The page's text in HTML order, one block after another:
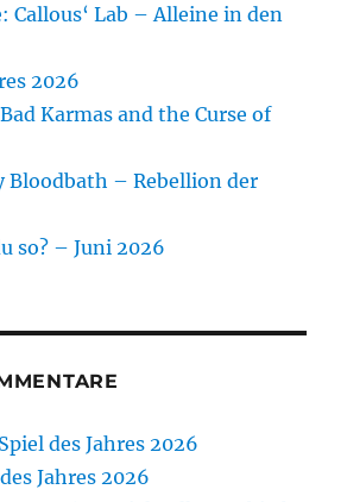
Callous‘ Lab – Alleine in den
2026
Karmas and the Curse of
Bloodbath – Rebellion der
so? – Juni 2026
Spiel des Jahres 2026
Jahres 2026